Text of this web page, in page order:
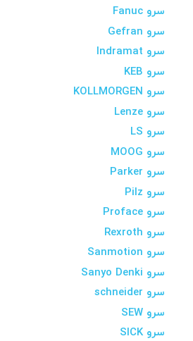
سرو Fanuc
سرو Gefran
سرو Indramat
سرو KEB
سرو KOLLMORGEN
سرو Lenze
سرو LS
سرو MOOG
سرو Parker
سرو Pilz
سرو Proface
سرو Rexroth
سرو Sanmotion
سرو Sanyo Denki
سرو schneider
سرو SEW
سرو SICK